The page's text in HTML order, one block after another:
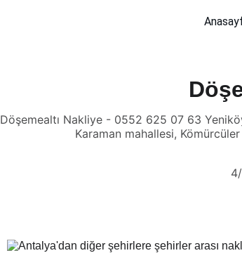
Döşemealtı Nakliye - 0552 625 07 63
Karaman mahallesi,